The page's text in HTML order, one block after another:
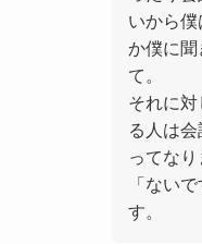
いから
か僕に聞
て。
それに
る人は
ってなり
「ない
す。